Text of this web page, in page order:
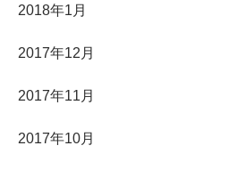
2018年1月
2017年12月
2017年11月
2017年10月